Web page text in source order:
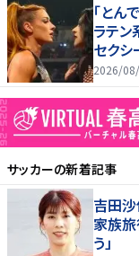
「と
ラテン
セクシ
2026/
サッカーの新着記事
吉田
家族旅
う」